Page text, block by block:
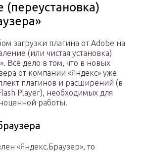
(переустановка)
загрузки плагина от Adobe на
(или чистая установка)
Всё дело в том, что в новых
от компании «Яндекс» уже
плагинов и расширений (в
Player), необходимых для
работы.
«Яндекс.Браузер», то